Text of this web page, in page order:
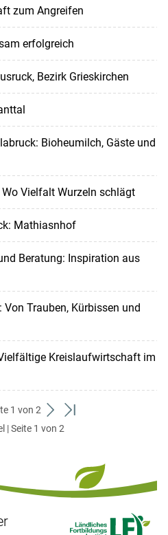
zum Angreifen
erfolgreich
Bezirk Grieskirchen
Bioheumilch, Gäste und
Vielfalt Wurzeln schlägt
Mathiasnhof
Beratung: Inspiration aus
Trauben, Kürbissen und
Kreislaufwirtschaft im
1 von 2
weiter
zum
zum
| Seite 1 von 2